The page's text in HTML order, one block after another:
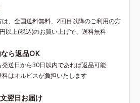
は、全国送料無料、2回目以降のご利用の方
以上(税込)のお買い上げで、送料無料
ら返品OK
発送日から30日以内であれば返品可能
はオルビスが負担いたします
翌日お届け